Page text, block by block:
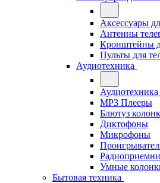
Аксессуары
Антенны
Кронштейны
Пульты для
Аудиотехника
Аудиотехника
MP3 Плееры
Блютуз
Диктофоны
Микрофоны
Умные
Бытовая техника